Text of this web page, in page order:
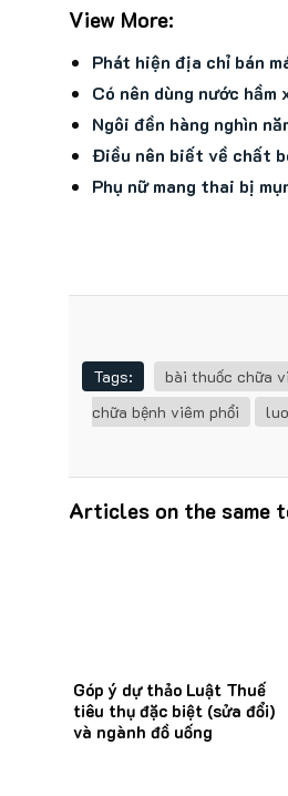
View More:
Phát hiện địa chỉ bán
Có nên dùng nước
Ngôi đền hàng nghìn
Điều nên biết về chất
Phụ nữ mang thai bị
Tags: bài thuốc chữa
chữa bệnh viêm phổi
Articles on the same
Góp ý dự thảo Luật Thuế
tiêu thụ đặc biệt (sửa đổi)
và ngành đồ uống